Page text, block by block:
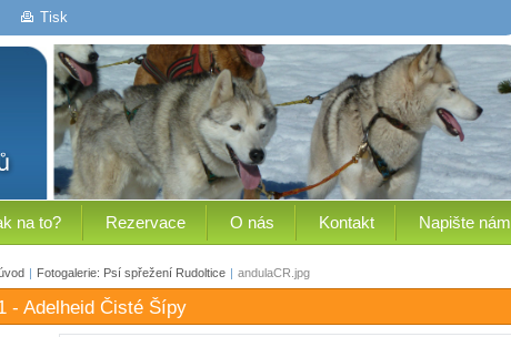
Tisk
na to? Rezervace O nás Kontakt Napište nám
| Fotogalerie: Psí spřežení Rudoltice | andulaCR.jpg
- Adelheid Čisté Šípy